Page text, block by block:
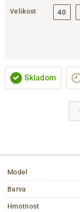
Velikost 40
Skladom
Model
Barva
Hmotnost